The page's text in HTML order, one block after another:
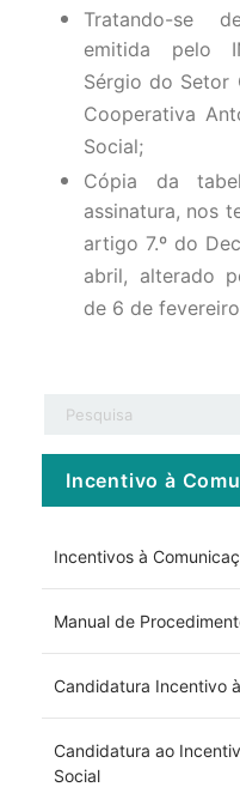
Tratando-se
emitida pelo
Sérgio do Setor
Cooperativa
Social;
Cópia da
assinatura, nos
artigo 7.º do
abril, alterado
de 6 de
Incentivo à
Incentivos à
Manual de
Candidatura Incentivo
Candidatura ao
Social